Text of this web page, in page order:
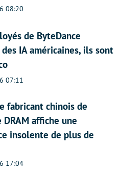
08:20
de ByteDance
IA américaines, ils sont
07:11
fabricant chinois de
DRAM affiche une
insolente de plus de
17:04